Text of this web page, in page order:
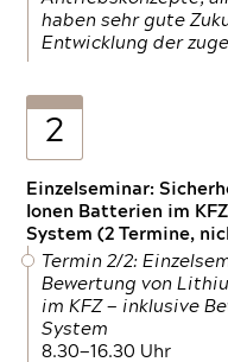
haben sehr gute
Entwicklung der
2
Einzelseminar:
Ionen Batterien im
System (2 Termine,
Termin 2/2:
Bewertung von
im KFZ — inklusive
System
8.30—16.30 Uhr